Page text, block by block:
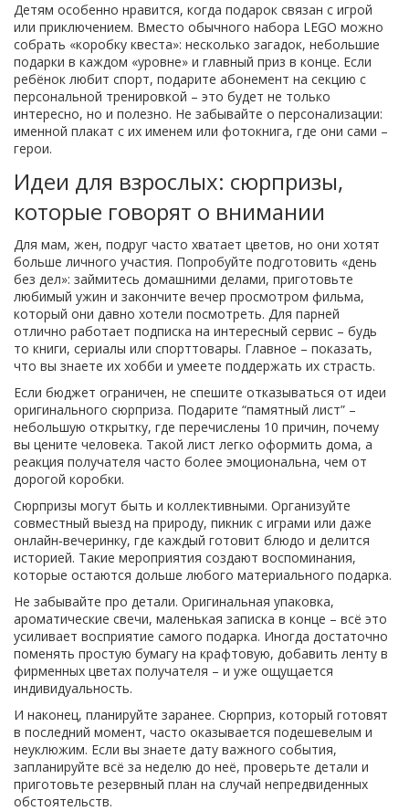
Детям особенно нравится, когда подарок связан с игрой
или приключением. Вместо обычного набора LEGO можно
собрать «коробку квеста»: несколько загадок, небольшие
подарки в каждом «уровне» и главный приз в конце. Если
ребёнок любит спорт, подарите абонемент на секцию с
персональной тренировкой – это будет не только
интересно, но и полезно. Не забывайте о персонализации:
именной плакат с их именем или фотокнига, где они сами –
герои.
Идеи для взрослых: сюрпризы,
которые говорят о внимании
Для мам, жен, подруг часто хватает цветов, но они хотят
больше личного участия. Попробуйте подготовить «день
без дел»: займитесь домашними делами, приготовьте
любимый ужин и закончите вечер просмотром фильма,
который они давно хотели посмотреть. Для парней
отлично работает подписка на интересный сервис – будь
то книги, сериалы или спорттовары. Главное – показать,
что вы знаете их хобби и умеете поддержать их страсть.
Если бюджет ограничен, не спешите отказываться от идеи
оригинального сюрприза. Подарите “памятный лист” –
небольшую открытку, где перечислены 10 причин, почему
вы цените человека. Такой лист легко оформить дома, а
реакция получателя часто более эмоциональна, чем от
дорогой коробки.
Сюрпризы могут быть и коллективными. Организуйте
совместный выезд на природу, пикник с играми или даже
онлайн‑вечеринку, где каждый готовит блюдо и делится
историей. Такие мероприятия создают воспоминания,
которые остаются дольше любого материального подарка.
Не забывайте про детали. Оригинальная упаковка,
ароматические свечи, маленькая записка в конце – всё это
усиливает восприятие самого подарка. Иногда достаточно
поменять простую бумагу на крафтовую, добавить ленту в
фирменных цветах получателя – и уже ощущается
индивидуальность.
И наконец, планируйте заранее. Сюрприз, который готовят
в последний момент, часто оказывается подешевелым и
неуклюжим. Если вы знаете дату важного события,
запланируйте всё за неделю до неё, проверьте детали и
приготовьте резервный план на случай непредвиденных
обстоятельств.